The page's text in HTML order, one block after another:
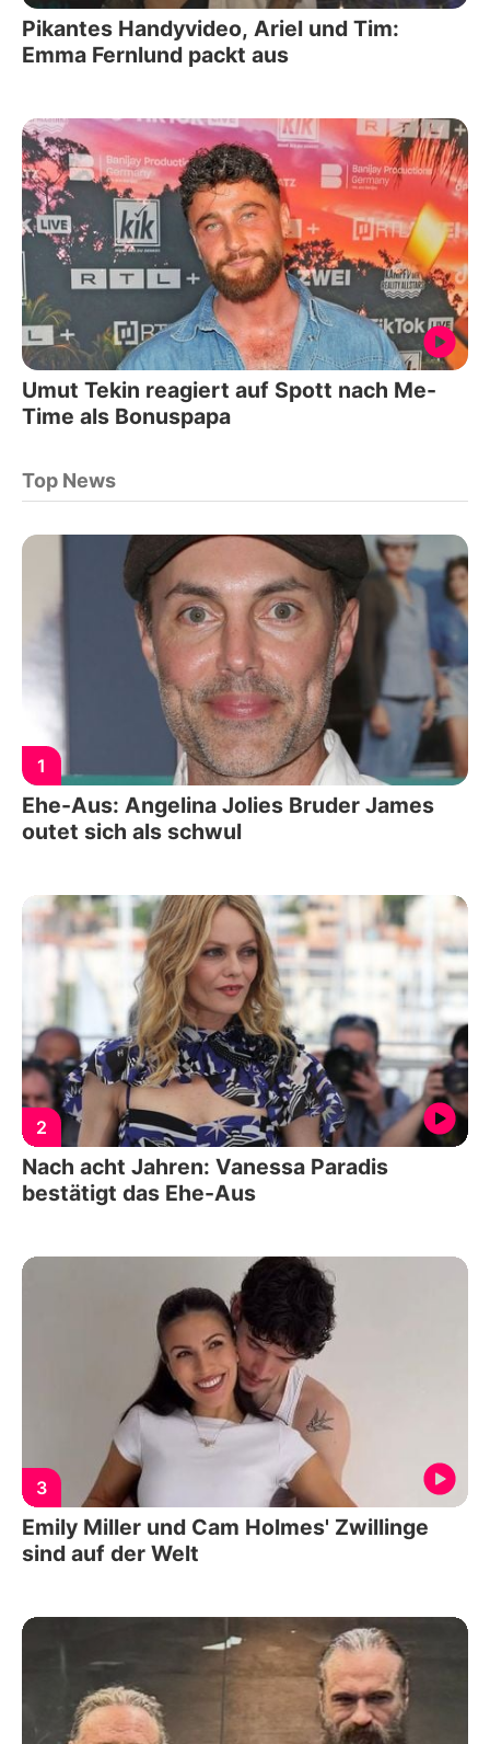
Pikantes Handyvideo, Ariel und Tim:
Emma Fernlund packt aus
Umut Tekin reagiert auf Spott nach Me-
Time als Bonuspapa
Top News
1
Ehe-Aus: Angelina Jolies Bruder James
outet sich als schwul
2
Nach acht Jahren: Vanessa Paradis
bestätigt das Ehe-Aus
3
Emily Miller und Cam Holmes' Zwillinge
sind auf der Welt